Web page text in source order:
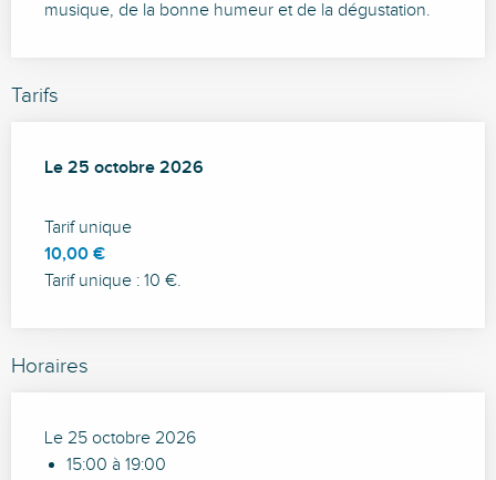
musique, de la bonne humeur et de la dégustation.
Tarifs
Le 25 octobre 2026
Le 25 octobre 2026
Tarif unique
10,00 €
Tarif unique : 10 €.
Horaires
Le 25 octobre 2026
15:00 à 19:00